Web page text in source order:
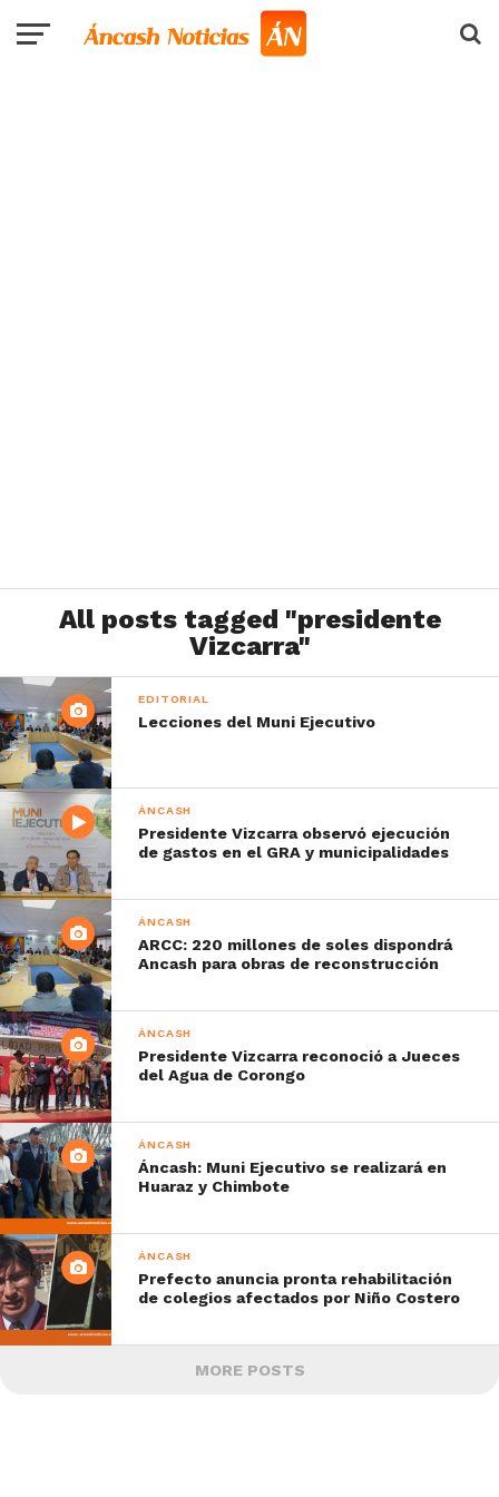
All posts tagged "presidente
Vizcarra"
EDITORIAL
Lecciones del Muni Ejecutivo
ÁNCASH
Presidente Vizcarra observó ejecución
de gastos en el GRA y municipalidades
ÁNCASH
ARCC: 220 millones de soles dispondrá
Ancash para obras de reconstrucción
ÁNCASH
Presidente Vizcarra reconoció a Jueces
del Agua de Corongo
ÁNCASH
Áncash: Muni Ejecutivo se realizará en
Huaraz y Chimbote
ÁNCASH
Prefecto anuncia pronta rehabilitación
de colegios afectados por Niño Costero
MORE POSTS